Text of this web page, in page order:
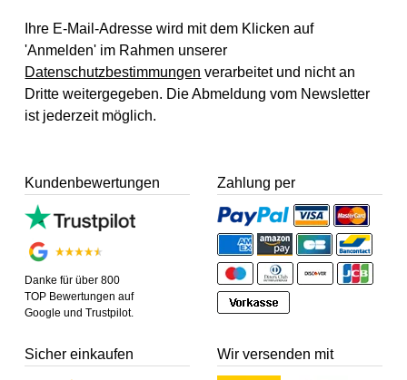
Ihre E-Mail-Adresse wird mit dem Klicken auf
'Anmelden' im Rahmen unserer
Datenschutzbestimmungen verarbeitet und nicht an
Dritte weitergegeben. Die Abmeldung vom Newsletter
ist jederzeit möglich.
Kundenbewertungen
Danke für über 800
TOP Bewertungen auf
Google und Trustpilot.
Zahlung per
Sicher einkaufen Wir versenden mit